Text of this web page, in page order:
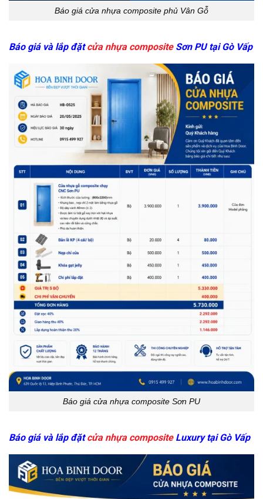
Báo giá cửa nhựa composite phủ Vân Gỗ
Báo giá và lắp đặtcửa nhựa composite Sơn PUtạiGò Vấp
Báo giá cửa nhựa composite Sơn PU
Báo giá và lắp đặtcửa nhựa composite Luxurytại Gò Vấp